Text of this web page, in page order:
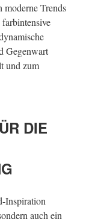
moderne Trends
Gegenwart
und zum
DIE
Inspiration
auch ein